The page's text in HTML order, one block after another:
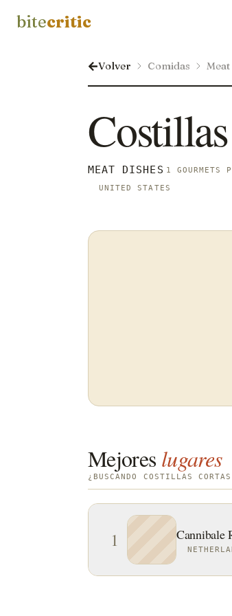
bitecritic
Volver Comidas
MEAT DISHES 1 GOURMETS
UNITED STATES
Mejores lugares
¿BUSCANDO COSTILLAS
1 Cannibale